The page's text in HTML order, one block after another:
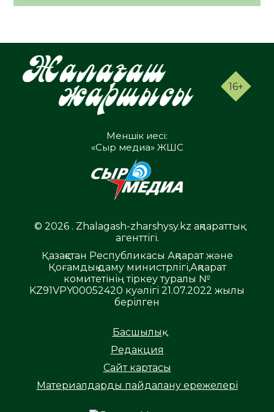
16+
Меншік иесі:
«Сыр медиа» ЖШС
© 2026 . Zhalagash-zharshysy.kz ақпараттық
агенттігі.
Қазақстан Республикасы Ақпарат және
Қоғамдық даму министрлігі,Ақпарат
комитетінің тіркеу туралы №
KZ91VPY00052420 куәлігі 21.07.2022 жылы
берілген
Басшылық
Редакция
Сайт картасы
Материалдарды пайдалану ережелері